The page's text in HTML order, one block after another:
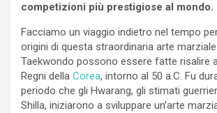
competizioni più prestigiose al mondo.
Facciamo un viaggio indietro nel tempo
origini di questa straordinaria arte
Taekwondo possono essere fatte risalire
Regni della Corea, intorno al 50 a.C. Fu
periodo che gli Hwarang, gli stimati
Shilla, iniziarono a sviluppare un’arte